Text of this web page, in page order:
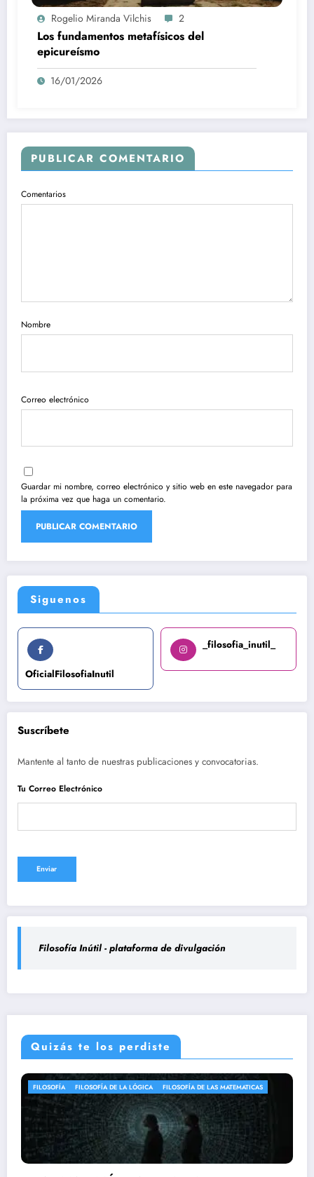
Rogelio Miranda Vilchis 2
Los fundamentos metafísicos del
epicureísmo
16/01/2026
PUBLICAR COMENTARIO
Comentarios
Nombre
Correo electrónico
Guardar mi nombre, correo electrónico y sitio web en este navegador para
la próxima vez que haga un comentario.
Siguenos
OficialFilosofiaInutil
_filosofia_inutil_
Suscríbete
Mantente al tanto de nuestras publicaciones y convocatorias.
Tu Correo Electrónico
Filosofía Inútil - plataforma de divulgación
Quizás te los perdiste
FILOSOFÍA